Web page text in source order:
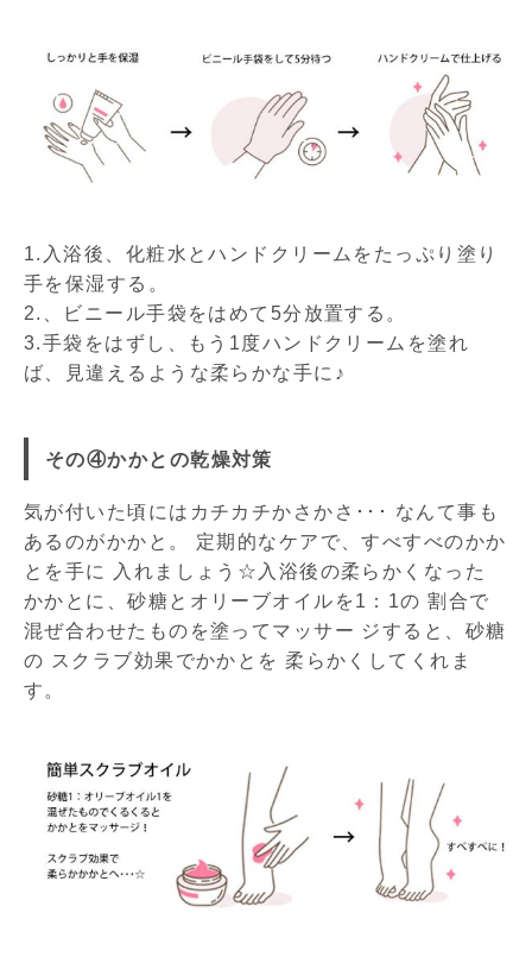
1.入浴後、化粧水とハンドクリームをたっぷり塗り
手を保湿する。
2.、ビニール手袋をはめて5分放置する。
3.手袋をはずし、もう1度ハンドクリームを塗れ
ば、見違えるような柔らかな手に♪
その④かかとの乾燥対策
気が付いた頃にはカチカチかさかさ･･･ なんて事も
あるのがかかと。 定期的なケアで、すべすべのかか
とを手に 入れましょう☆入浴後の柔らかくなった
かかとに、砂糖とオリーブオイルを1：1の 割合で
混ぜ合わせたものを塗ってマッサー ジすると、砂糖
の スクラブ効果でかかとを 柔らかくしてくれま
す。